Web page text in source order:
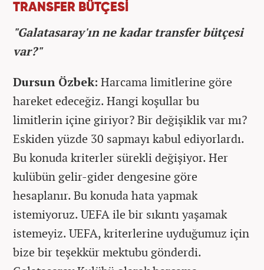
TRANSFER BÜTÇESİ
"Galatasaray'ın ne kadar transfer bütçesi
var?"
Dursun Özbek: Harcama limitlerine göre
hareket edeceğiz. Hangi koşullar bu
limitlerin içine giriyor? Bir değişiklik var mı?
Eskiden yüzde 30 sapmayı kabul ediyorlardı.
Bu konuda kriterler sürekli değişiyor. Her
kulübün gelir-gider dengesine göre
hesaplanır. Bu konuda hata yapmak
istemiyoruz. UEFA ile bir sıkıntı yaşamak
istemeyiz. UEFA, kriterlerine uyduğumuz için
bize bir teşekkür mektubu gönderdi.